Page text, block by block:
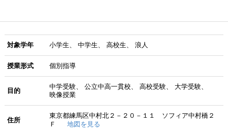
対象学年 小学生 中学生 高校生 浪人
授業形式 個別指導
目的
中学受験 公立中高一貫校 高校受験
大学受験
映像授業
住所
東京都練馬区中村北２－２０－１１ ソフィア中村橋２
Ｆ
地図を見る